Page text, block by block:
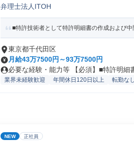
特許技術者
弁理士法人ITOH
■特許技術者として特許明細書の作成および
東京都千代田区
月給43万7500円～93万7500円
必要な経験・能力等 【必須】■特許明細
業界未経験歓迎 年間休日120日以上 転勤なし
NEW 正社員